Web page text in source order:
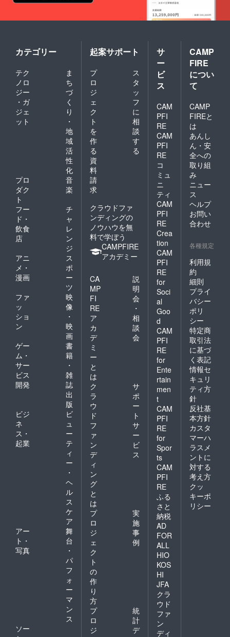
カテゴリー
テク
ノロ
ジー
・ガ
ジェ
ット
ま
ち
づ
く
り
・
地
域
活
性
化
プロ
ダク
ト
音
楽
フー
ド・
飲食
店
チ
ャ
レ
ン
ジ
アニ
メ・
漫画
ス
ポ
ー
ツ
ファ
ッ
ショ
ン
映
像
・
映
画
ゲー
ム・
サー
ビス
開発
書
籍
・
雑
誌
出
版
ビジ
ネ
ス・
起業
ビ
ュ
ー
テ
ィ
ー
・
ヘ
ル
ス
ケ
ア
アー
ト・
写真
舞
台
・
パ
フ
ォ
ー
マ
ン
ス
ソー
起案サポート
プ
ロ
ジ
ェ
ク
ト
を
作
る
ス
タ
ッ
フ
に
相
談
す
る
資
料
請
求
クラウドファ
ンディングの
ノウハウを無
料で学ぼう
CAMPFIRE
アカデミー
CA
MP
FI
RE
ア
カ
デ
ミ
ー
と
は
説
明
会
・
相
談
会
ク
ラ
ウ
ド
フ
ァ
ン
デ
ィ
ン
グ
と
は
サ
ポ
ー
ト
サ
ー
ビ
ス
プ
ロ
ジ
ェ
ク
ト
の
作
り
方
実
施
事
例
プ
ロ
ジ
統
計
デ
サ
ー
ビ
ス
CAM
PFI
RE
CAM
PFI
RE
コ
ミュ
ニ
ティ
CAM
PFI
RE
Crea
tion
CAM
PFI
RE
for
Soci
al
Goo
d
CAM
PFI
RE
for
Ente
rtain
men
t
CAM
PFI
RE
for
Spor
ts
CAM
PFI
RE
ふる
さと
納税
AD
FOR
ALL
HIO
KOS
HI
JFA
クラ
ウド
ファ
ン
ディ
CAMP
FIRE
につい
て
CAMP
FIREと
は
あんし
ん・安
全への
取り組
み
ニュー
ス
ヘルプ
お問い
合わせ
各種規定
利用規
約
細則
プライ
バシー
ポリ
シー
特定商
取引法
に基づ
く表記
情報セ
キュリ
ティ方
針
反社基
本方針
カスタ
マーハ
ラスメ
ントに
対する
考え方
クッ
キーポ
リシー